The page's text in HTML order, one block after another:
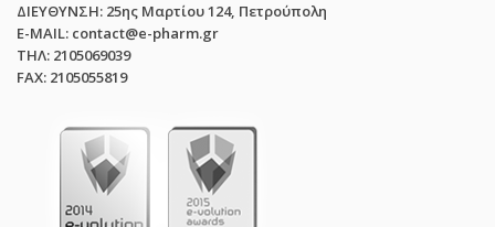
ΔΙΕΥΘΥΝΣΗ: 25ης Μαρτίου 124, Πετρούπολη
E-MAIL: contact@e-pharm.gr
ΤΗΛ: 2105069039
FAX: 2105055819